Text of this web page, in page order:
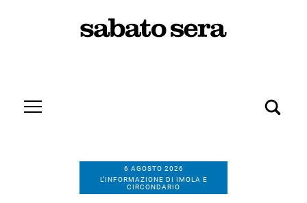
6 AGOSTO 2026
L’INFORMAZIONE DI IMOLA E
CIRCONDARIO